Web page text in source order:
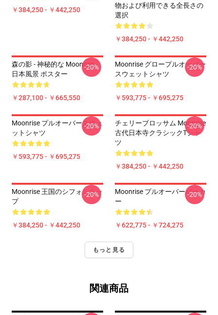
￥384,250 - ￥442,250
物および利用できる全長さの
選択
￥384,250 - ￥442,250
森の影 - 神秘的な Moonrise -
日本風景 ポスター
￥287,100 - ￥665,550
-20%
Moonrise グロープルオーバー
スウェットシャツ
￥593,775 - ￥695,275
-20%
Moonrise プルオーバースウェ
ットシャツ
￥593,775 - ￥695,275
-20%
チェリーブロッサム Moonrise
古代日本寺クラシックTシャ
ツ
￥384,250 - ￥442,250
-20%
Moonrise 王国のシフォントッ
プ
￥384,250 - ￥442,250
-20%
Moonrise プルオーバーパーカ
ー
￥622,775 - ￥724,275
-20%
もっと見る
関連商品